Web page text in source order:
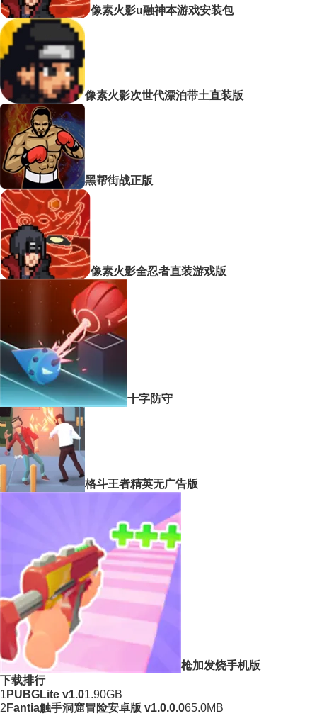
像素火影u融神本游戏安装包
像素火影次世代漂泊带土直装版
黑帮街战正版
像素火影全忍者直装游戏版
十字防守
格斗王者精英无广告版
枪加发烧手机版
下载排行
1PUBGLite v1.01.90GB
2 Fantia触手洞窟冒险安卓版 v1.0.0.065.0MB